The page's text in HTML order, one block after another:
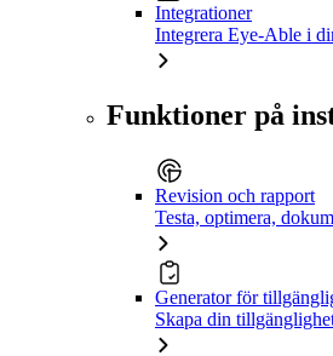
Integrationer
Integrera Eye-Able i
Funktioner på
Revision och rapport
Testa, optimera,
Generator för
Skapa din